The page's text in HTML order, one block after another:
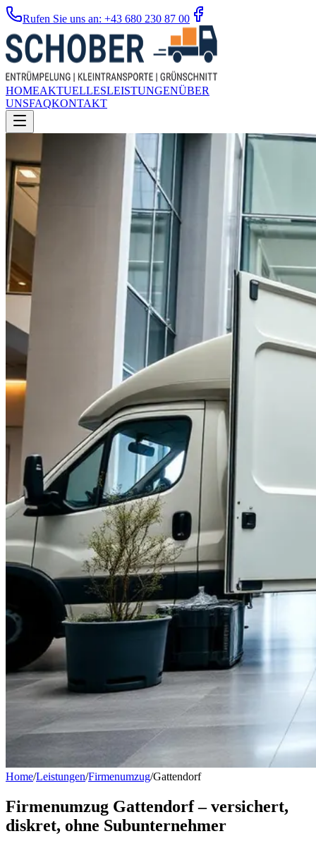
Rufen Sie uns an: +43 680 230 87 00
HOMEAKTUELLESLEISTUNGENÜBER
UNSFAQKONTAKT
Home/Leistungen/Firmenumzug/Gattendorf
Firmenumzug Gattendorf – versichert,
diskret, ohne Subunternehmer